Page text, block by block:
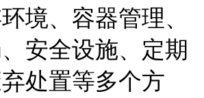
境、容器管理、
安全设施、定期
处置等多个方